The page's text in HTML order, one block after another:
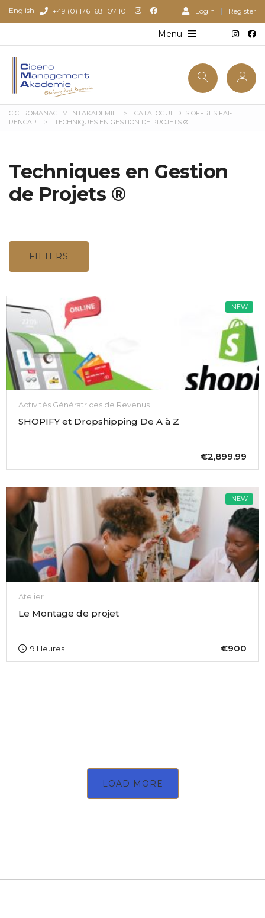
English Login Register
+49 (0) 176 168 107 10
CICEROMANAGEMENTAKADEMIE >
CATALOGUE DES OFFRES FAI-
RENCAP
> TECHNIQUES EN GESTION DE PROJETS ®
Techniques en Gestion
de Projets ®
FILTERS
NEW
Activités Génératrices de Revenus
SHOPIFY et Dropshipping De A à Z
€2,899.99
NEW
Atelier
Le Montage de projet
9 Heures €900
LOAD MORE